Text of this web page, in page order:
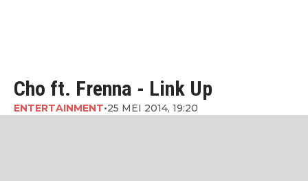
Cho ft. Frenna - Link Up
ENTERTAINMENT•25 MEI 2014, 19:20